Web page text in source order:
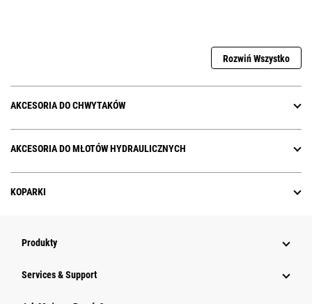
Rozwiń Wszystko
AKCESORIA DO CHWYTAKÓW
AKCESORIA DO MŁOTÓW HYDRAULICZNYCH
KOPARKI
Produkty
Services & Support